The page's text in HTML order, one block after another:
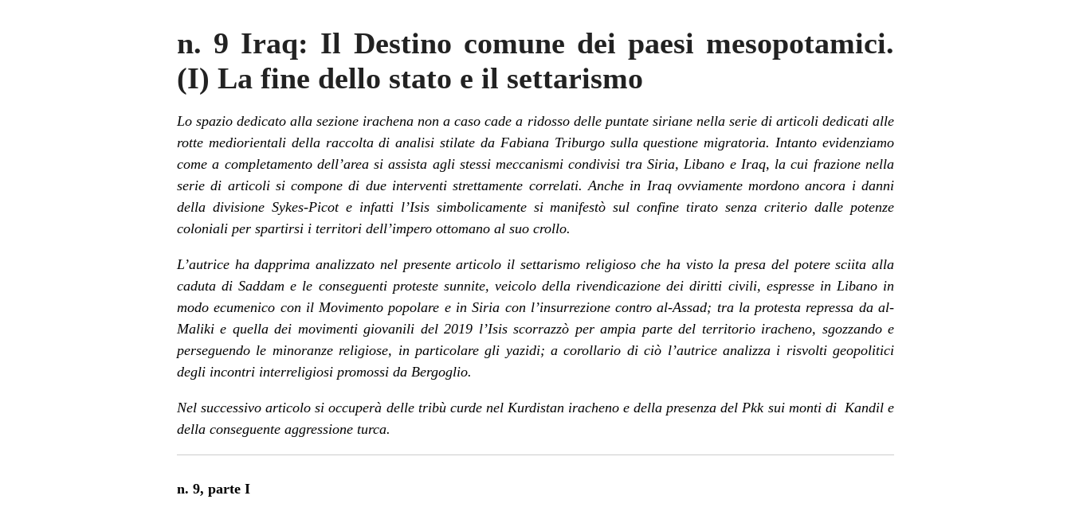
n. 9 Iraq: Il Destino comune dei paesi mesopotamici.
(I) La fine dello stato e il settarismo
Lo spazio dedicato alla sezione irachena non a caso cade a ridosso delle puntate sirianenella serie di articoli dedicati alle
rotte mediorientali della raccolta di analisi stilate da Fabiana Triburgo sullaquestione migratoria. Intanto evidenziamo
come a completamento dell’area si assista agli stessi meccanismi condivisi tra Siria, Libano e Iraq, la cui frazione nella
serie di articoli si compone di due interventi strettamente correlati. Anche in Iraq ovviamente mordono ancora i danni
della divisione Sykes-Picote infatti l’Isis simbolicamente si manifestò sul confine tirato senza criterio dalle potenze
coloniali per spartirsi i territori dell’impero ottomano al suo crollo.
L’autrice ha dapprima analizzato nel presente articolo il settarismo religioso che ha visto la presa del potere sciita alla
caduta di Saddam e le conseguenti proteste sunnite, veicolo della rivendicazione dei diritti civili, espresse in Libano in
modo ecumenico con il Movimento popolare e in Siria con l’insurrezione contro al-Assad; tra la protesta repressa da al-
Maliki e quella dei movimenti giovanili del 2019 l’Isis scorrazzò per ampia parte del territorio iracheno, sgozzando e
perseguendo le minoranze religiose, in particolare gli yazidi; a corollario di ciò l’autrice analizza i risvolti geopolitici
degli incontri interreligiosi promossi da Bergoglio.
Nelsuccessivo articolo si occuperà delle tribù curdenel Kurdistan iracheno e della presenza del Pkk sui monti di Kandil e
della conseguente aggressione turca.
n. 9, parte I